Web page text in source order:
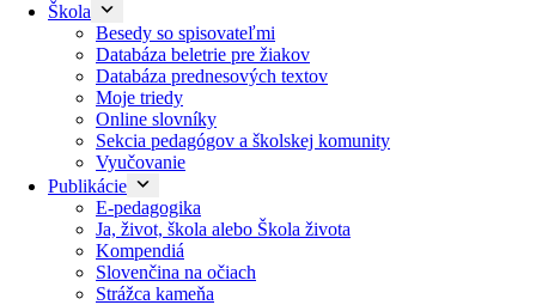
Škola
Besedy so spisovateľmi
Databáza beletrie pre žiakov
Databáza prednesových textov
Moje triedy
Online slovníky
Sekcia pedagógov a školskej komunity
Vyučovanie
Publikácie
E-pedagogika
Ja, život, škola alebo Škola života
Kompendiá
Slovenčina na očiach
Strážca kameňa